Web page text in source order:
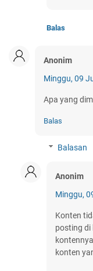
Balas
Anonim
Minggu, 09
Apa yang
Balas
Balasan
Anonim
Minggu,
Konten
posting di
konten